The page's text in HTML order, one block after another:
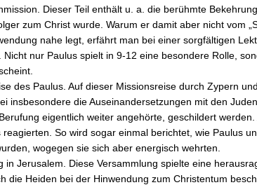
Dieser Teil enthält u. a. die berühmte
zum Christ wurde. Warum er damit aber nicht vom
nahe legt, erfährt man bei einer sorgfältigen
Nicht nur Paulus spielt in 9-12 eine besondere Rolle,
des Paulus. Auf dieser Missionsreise durch Zypern
insbesondere die Auseinandersetzungen mit den
eigentlich weiter angehörte, geschildert
So wird sogar einmal berichtet, wie Paulus
wogegen sie sich aber energisch wehrten.
in Jerusalem. Diese Versammlung spielte eine
die Heiden bei der Hinwendung zum Christentum